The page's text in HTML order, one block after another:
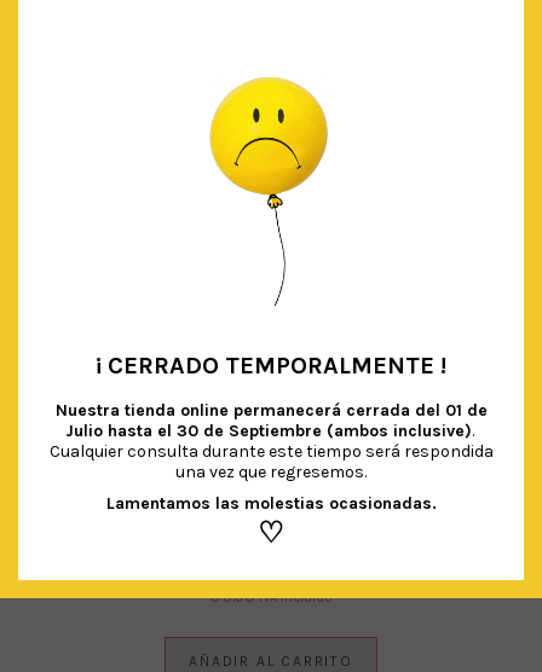
GLOBO XL CONFETTI CIRCULAR MULTICOLOR
€5.90 IVA Incluido
AÑADIR AL CARRITO
¡ CERRADO TEMPORALMENTE !
Nuestra tienda online permanecerá cerrada del 01 de
Julio hasta el 30 de Septiembre (ambos inclusive).
Cualquier consulta durante este tiempo será respondida
una vez que regresemos.
Lamentamos las molestias ocasionadas.
♡